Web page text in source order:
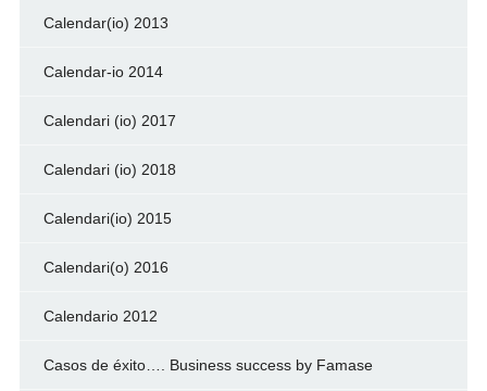
Calendar(io) 2013
Calendar-io 2014
Calendari (io) 2017
Calendari (io) 2018
Calendari(io) 2015
Calendari(o) 2016
Calendario 2012
Casos de éxito…. Business success by Famase